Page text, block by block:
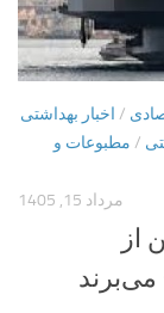
/ اخبار بهداشتی
/ مطبوعات و
مرداد 15, 1405
از